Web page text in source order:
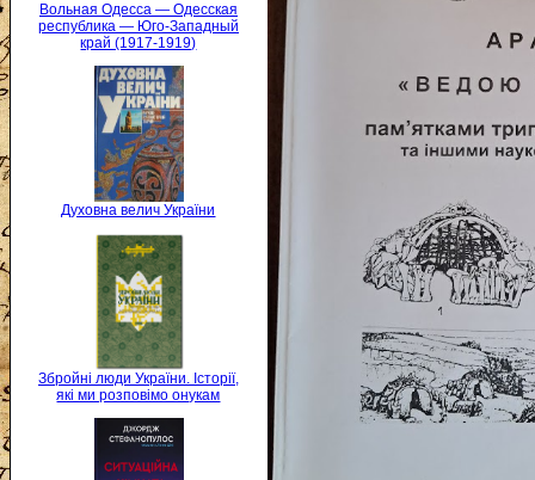
Вольная Одесса — Одесская
республика — Юго-Западный
край (1917-1919)
Духовна велич України
Збройні люди України. Історії,
які ми розповімо онукам